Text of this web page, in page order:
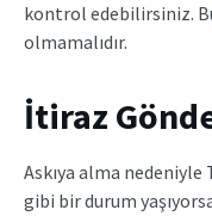
kontrol edebilirsiniz.
olmamalıdır.
İtiraz
Askıya alma
gibi bir durum